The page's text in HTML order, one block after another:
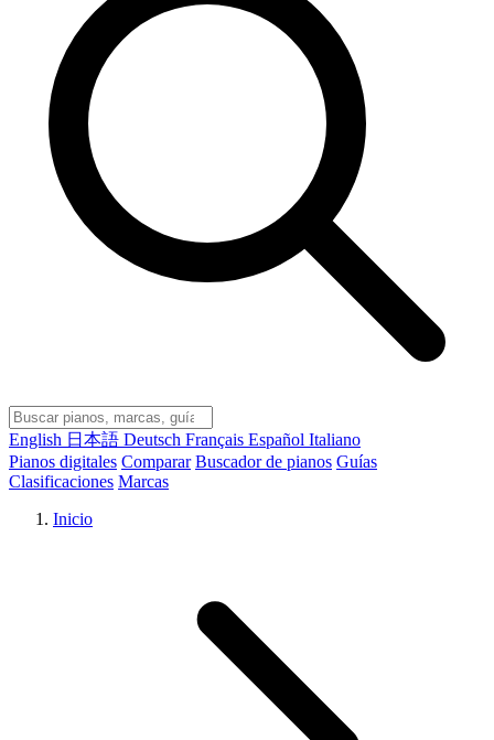
English 日本語 Deutsch Français Español Italiano
Pianos digitales Comparar Buscador de pianos Guías
Clasificaciones Marcas
Inicio